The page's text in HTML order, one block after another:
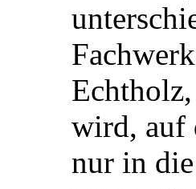
wird, auf
nur in